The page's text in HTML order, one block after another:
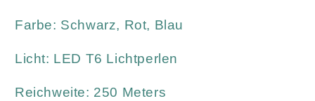
Farbe: Schwarz, Rot, Blau
Licht: LED T6 Lichtperlen
Reichweite: 250 Meters